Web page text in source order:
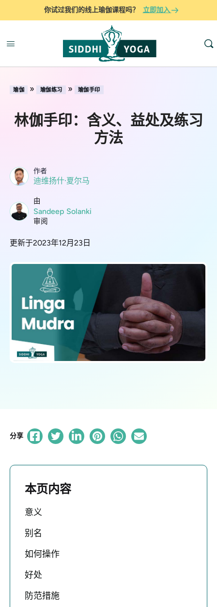
你试过我们的线上瑜伽课程吗？ 立即加入
瑜伽 » 瑜伽练习 » 瑜伽手印
林伽手印：含义、益处及练习
方法
作者
迪维扬什·夏尔马
由
Sandeep Solanki
审阅
更新于2023年12月23日
分享
本页内容
意义
别名
如何操作
好处
防范措施